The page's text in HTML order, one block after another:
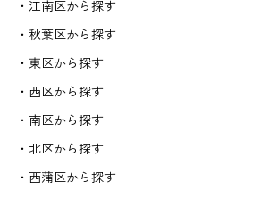
・江南区から探す
・秋葉区から探す
・東区から探す
・西区から探す
・南区から探す
・北区から探す
・西蒲区から探す